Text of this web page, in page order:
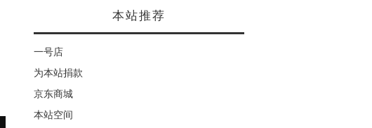
本站推荐
一号店
为本站捐款
京东商城
本站空间